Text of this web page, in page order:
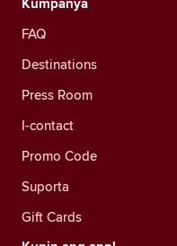
FAQ
Destinations
Press Room
I-contact
Promo Code
Suporta
Gift Cards